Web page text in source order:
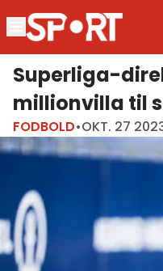
Superliga-
millionvilla til
FODBOLD•OKT. 27